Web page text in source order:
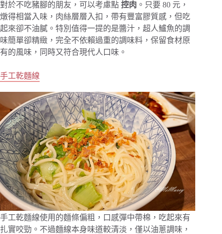
對於不吃豬腳的朋友，可以考慮點 控肉 。只要 80 元，
燉得相當入味，肉絲層層入扣，帶有豐富膠質感，但吃
起來卻不油膩。特別值得一提的是醬汁，超人鱸魚的調
味簡單卻精緻，完全不依賴過重的調味料，保留食材原
有的風味，同時又符合現代人口味。
手工乾麵線
手工乾麵線使用的麵條偏粗，口感彈中帶棉，吃起來有
扎實咬勁。不過麵線本身味道較清淡，僅以油蔥調味，